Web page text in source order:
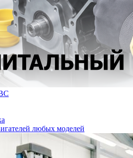
любых моделей